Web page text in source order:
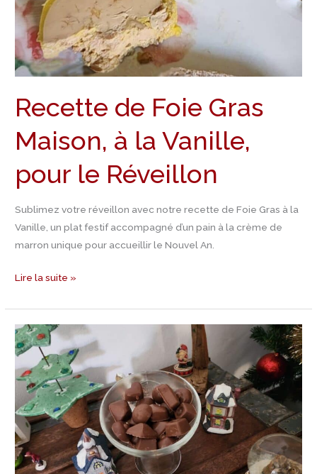
Recette de Foie Gras
Maison, à la Vanille,
pour le Réveillon
Sublimez votre réveillon avec notre recette de Foie Gras à la
Vanille, un plat festif accompagné d’un pain à la crème de
marron unique pour accueillir le Nouvel An.
Lire la suite »
Jour
24
Calendrier
de
l’Avent
–
Recette
de